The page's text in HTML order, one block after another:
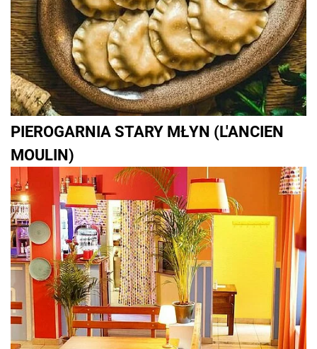
PIEROGARNIA STARY MŁYN (L'ANCIEN
MOULIN)